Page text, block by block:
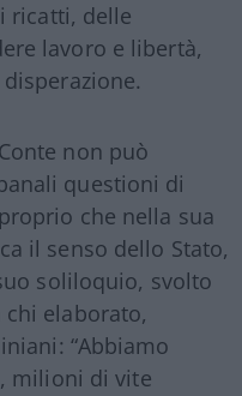
ricatti, delle
lavoro e libertà,
non può
questioni di
che nella sua
il senso dello Stato,
soliloquio, svolto
elaborato,
“Abbiamo
milioni di vite